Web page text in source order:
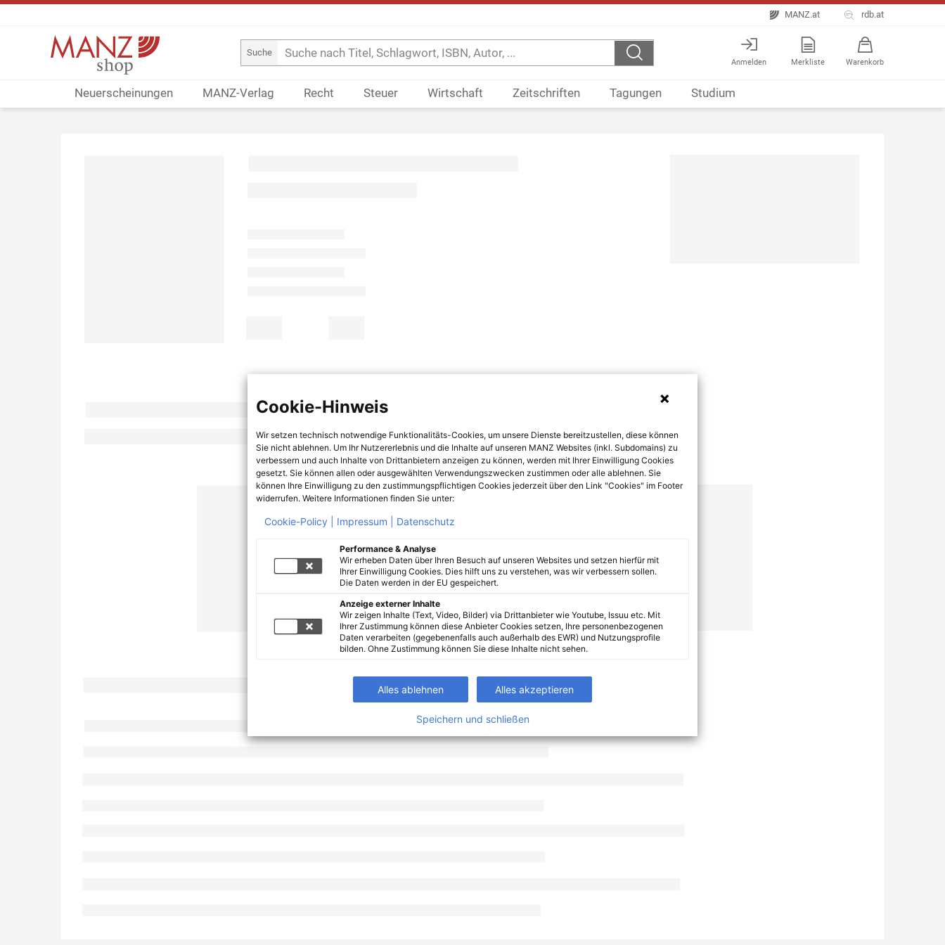
MANZ.at rdb.at
Suche
Anmelden Merkliste Warenkorb
Neuerscheinungen MANZ-Verlag Recht Steuer Wirtschaft Zeitschriften Tagungen Studium
Cookie-Hinweis
Wir setzen technisch notwendige Funktionalitäts-Cookies, um unsere Dienste bereitzustellen, diese können
Sie nicht ablehnen. Um Ihr Nutzererlebnis und die Inhalte auf unseren MANZ Websites (inkl. Subdomains) zu
verbessern und auch Inhalte von Drittanbietern anzeigen zu können, werden mit Ihrer Einwilligung Cookies
gesetzt. Sie können allen oder ausgewählten Verwendungszwecken zustimmen oder alle ablehnen. Sie
können Ihre Einwilligung zu den zustimmungspflichtigen Cookies jederzeit über den Link "Cookies" im Footer
widerrufen. Weitere Informationen finden Sie unter:
Cookie-Policy | Impressum | Datenschutz
Performance & Analyse
Wir erheben Daten über Ihren Besuch auf unseren Websites und setzen hierfür mit
Ihrer Einwilligung Cookies. Dies hilft uns zu verstehen, was wir verbessern sollen.
Die Daten werden in der EU gespeichert.
Anzeige externer Inhalte
Wir zeigen Inhalte (Text, Video, Bilder) via Drittanbieter wie Youtube, Issuu etc. Mit
Ihrer Zustimmung können diese Anbieter Cookies setzen, Ihre personenbezogenen
Daten verarbeiten (gegebenenfalls auch außerhalb des EWR) und Nutzungsprofile
bilden. Ohne Zustimmung können Sie diese Inhalte nicht sehen.
Alles ablehnen Alles akzeptieren
Speichern und schließen